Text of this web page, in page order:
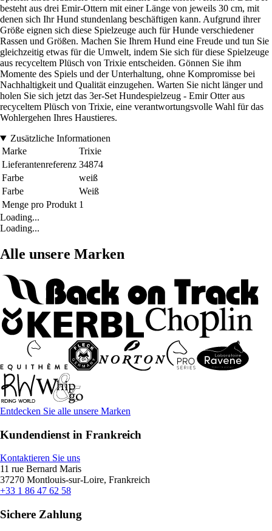
besteht aus drei Emir-Ottern mit einer Länge von jeweils 30 cm, mit
denen sich Ihr Hund stundenlang beschäftigen kann. Aufgrund ihrer
Größe eignen sich diese Spielzeuge auch für Hunde verschiedener
Rassen und Größen. Machen Sie Ihrem Hund eine Freude und tun Sie
gleichzeitig etwas für die Umwelt, indem Sie sich für diese Spielzeuge
aus recyceltem Plüsch von Trixie entscheiden. Gönnen Sie ihm
Momente des Spiels und der Unterhaltung, ohne Kompromisse bei
Nachhaltigkeit und Qualität einzugehen. Warten Sie nicht länger und
holen Sie sich jetzt das 3er-Set Hundespielzeug - Emir Otter aus
recyceltem Plüsch von Trixie, eine verantwortungsvolle Wahl für das
Wohlergehen Ihres Haustieres.
Zusätzliche Informationen
Marke
Trixie
Lieferantenreferenz 34874
Farbe
weiß
Farbe
Weiß
Menge pro Produkt 1
Loading...
Loading...
Alle unsere Marken
Entdecken Sie alle unsere Marken
Kundendienst in Frankreich
Kontaktieren Sie uns
11 rue Bernard Maris
37270 Montlouis-sur-Loire, Frankreich
+33 1 86 47 62 58
Sichere Zahlung